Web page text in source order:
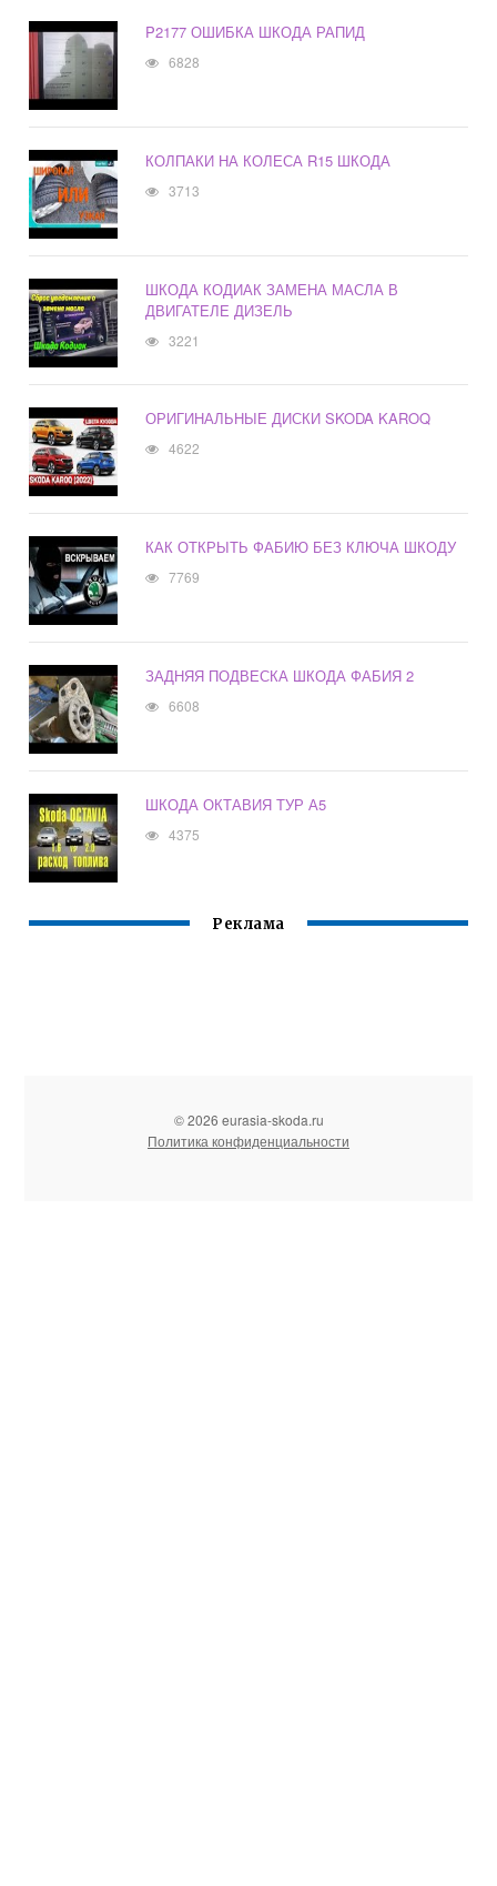
P2177 ОШИБКА ШКОДА РАПИД
6828
КОЛПАКИ НА КОЛЕСА R15 ШКОДА
3713
ШКОДА КОДИАК ЗАМЕНА МАСЛА В
ДВИГАТЕЛЕ ДИЗЕЛЬ
3221
ОРИГИНАЛЬНЫЕ ДИСКИ SKODA KAROQ
4622
КАК ОТКРЫТЬ ФАБИЮ БЕЗ КЛЮЧА ШКОДУ
7769
ЗАДНЯЯ ПОДВЕСКА ШКОДА ФАБИЯ 2
6608
ШКОДА ОКТАВИЯ ТУР А5
4375
Реклама
© 2026 eurasia-skoda.ru
Политика конфиденциальности